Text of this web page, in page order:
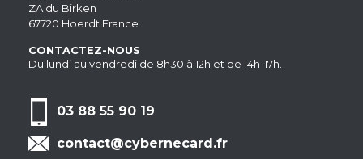
ZA du Birken
67720 Hoerdt France
CONTACTEZ-NOUS
Du lundi au vendredi de 8h30 à 12h et de 14h-17h.
03 88 55 90 19
contact@cybernecard.fr